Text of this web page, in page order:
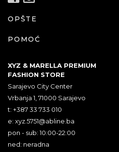
OPŠTE
POMOĆ
XYZ & MARELLA PREMIUM
FASHION STORE
Sarajevo City Center
Vrbanja 1, 71000 Sarajevo
t: +387 33 733 010
e: xyz.5751@abline.ba
pon - sub: 10:00-22:00
ned: neradna